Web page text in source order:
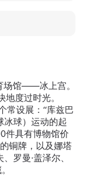
场馆——冰上宫。
度过时光。
常设展：“库兹巴
冰球）运动的起
件具有博物馆价
铜牌，以及娜塔
罗曼·盖泽尔、